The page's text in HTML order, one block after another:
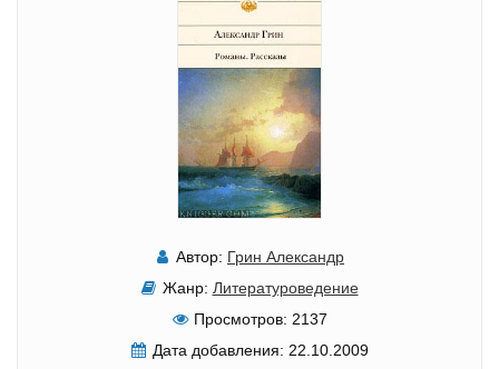
Автор: Грин Александр
Жанр: Литературоведение
Просмотров: 2137
Дата добавления: 22.10.2009